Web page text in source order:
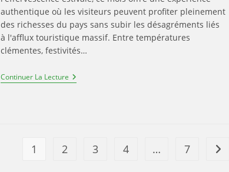
authentique où les visiteurs peuvent profiter pleinement
des richesses du pays sans subir les désagréments liés
à l'afflux touristique massif. Entre températures
clémentes, festivités…
Continuer La Lecture Espagne
Voyage
1 2 3 4 … 7